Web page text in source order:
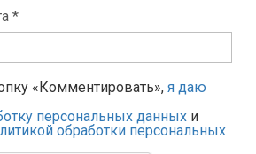
*
«Комментировать», я даю
персональных данных и
обработки персональных